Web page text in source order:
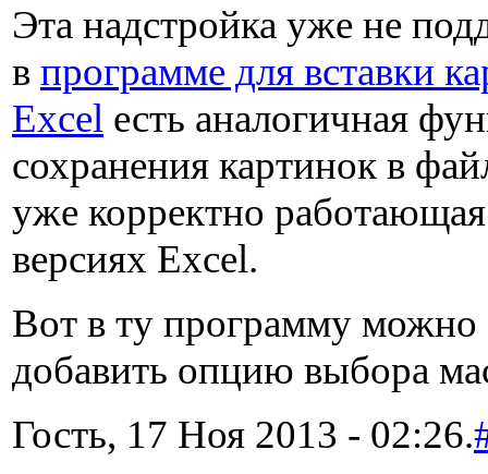
Эта надстройка уже не
в программе для вставки
Excel есть аналогичная
сохранения картинок в
уже корректно
версиях Excel.
Вот в ту программу можно
добавить опцию выбора
Гость, 17 Ноя 2013 - 02:26.